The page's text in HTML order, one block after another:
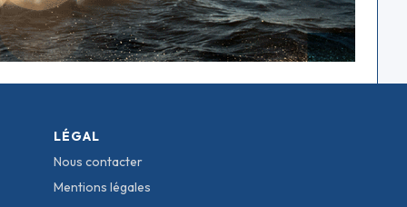
LÉGAL
Nous contacter
Mentions légales